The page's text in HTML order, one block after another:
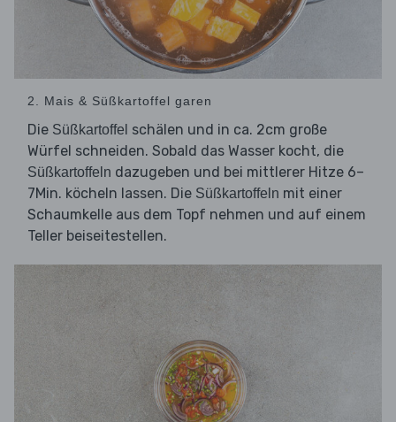
2. Mais & Süßkartoffel garen
Die Süßkartoffel schälen und in ca. 2cm große
Würfel schneiden. Sobald das Wasser kocht, die
Süßkartoffeln dazugeben und bei mittlerer Hitze 6–
7Min. köcheln lassen. Die Süßkartoffeln mit einer
Schaumkelle aus dem Topf nehmen und auf einem
Teller beiseitestellen.